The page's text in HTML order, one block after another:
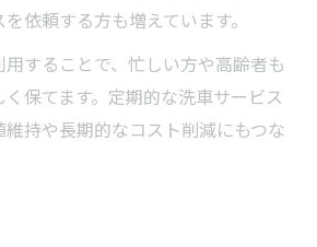
依頼する方も増えています。
することで、忙しい方や高齢者も
保てます。定期的な洗車サービス
持や長期的なコスト削減にもつな